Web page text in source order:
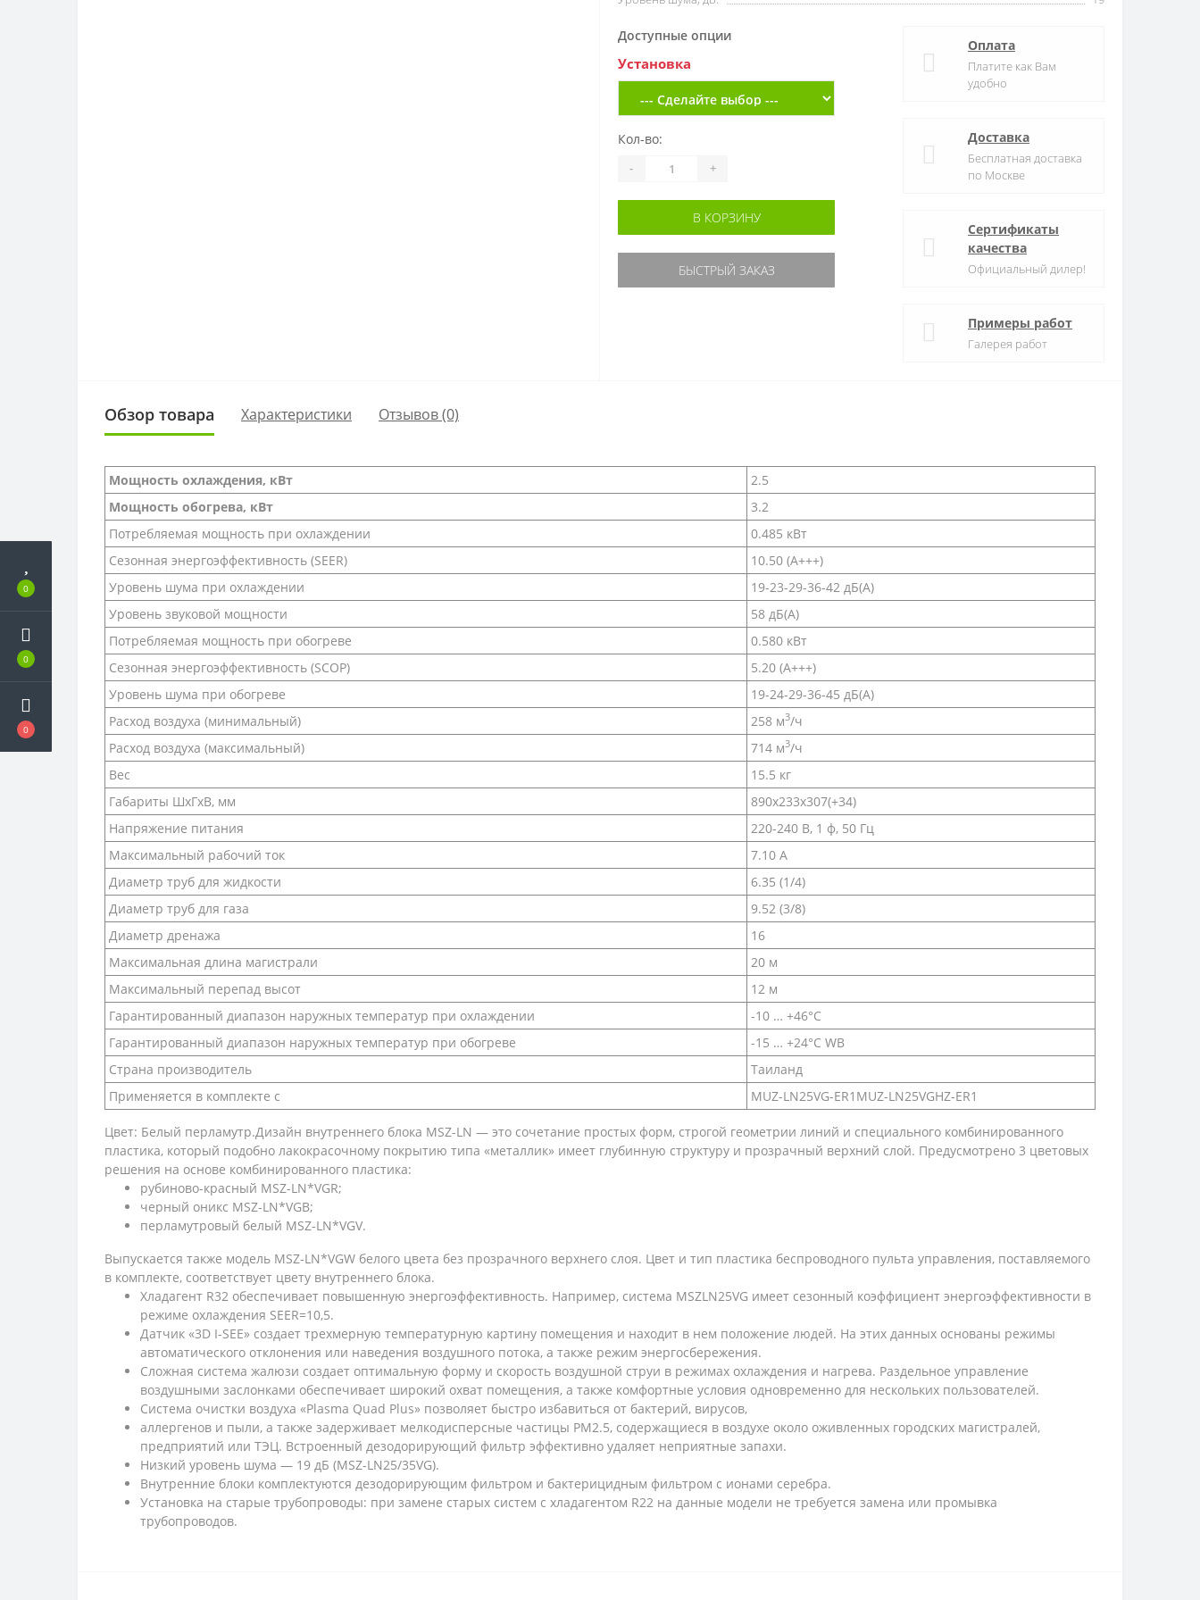
0
0
0
Доступные опции
Установка
Кол-во:
- +
В КОРЗИНУ
БЫСТРЫЙ ЗАКАЗ
Оплата
Платите как Вам
удобно
Доставка
Бесплатная доставка
по Москве
Сертификаты
качества
Официальный дилер!
Примеры работ
Галерея работ
Обзор товара Характеристики Отзывов (0)
Мощность охлаждения, кВт
2.5
Мощность обогрева, кВт
3.2
Потребляемая мощность при охлаждении
0.485 кВт
Сезонная энергоэффективность (SEER)
10.50 (A+++)
Уровень шума при охлаждении
19-23-29-36-42 дБ(А)
Уровень звуковой мощности
58 дБ(А)
Потребляемая мощность при обогреве
0.580 кВт
Сезонная энергоэффективность (SCOP)
5.20 (A+++)
Уровень шума при обогреве
19-24-29-36-45 дБ(А)
Расход воздуха (минимальный)
258 м3/ч
Расход воздуха (максимальный)
714 м3/ч
Вес
15.5 кг
Габариты ШхГхВ, мм
890х233х307(+34)
Напряжение питания
220-240 В, 1 ф, 50 Гц
Максимальный рабочий ток
7.10 А
Диаметр труб для жидкости
6.35 (1/4)
Диаметр труб для газа
9.52 (3/8)
Диаметр дренажа
16
Максимальная длина магистрали
20 м
Максимальный перепад высот
12 м
Гарантированный диапазон наружных температур при охлаждении
-10 … +46°C
Гарантированный диапазон наружных температур при обогреве
-15 … +24°C WB
Страна производитель
Таиланд
Применяется в комплекте с
MUZ-LN25VG-ER1MUZ-LN25VGHZ-ER1
Цвет: Белый перламутр.Дизайн внутреннего блока MSZ-LN — это сочетание простых форм, строгой геометрии линий и специального комбинированного
пластика, который подобно лакокрасочному покрытию типа «металлик» имеет глубинную структуру и прозрачный верхний слой. Предусмотрено 3 цветовых
решения на основе комбинированного пластика:
рубиново-красный MSZ-LN*VGR;
черный оникс MSZ-LN*VGB;
перламутровый белый MSZ-LN*VGV.
Выпускается также модель MSZ-LN*VGW белого цвета без прозрачного верхнего слоя. Цвет и тип пластика беспроводного пульта управления, поставляемого
в комплекте, соответствует цвету внутреннего блока.
Хладагент R32 обеспечивает повышенную энергоэффективность. Например, система MSZLN25VG имеет сезонный коэффициент энергоэффективности в
режиме охлаждения SEER=10,5.
Датчик «3D I-SEE» создает трехмерную температурную картину помещения и находит в нем положение людей. На этих данных основаны режимы
автоматического отклонения или наведения воздушного потока, а также режим энергосбережения.
Сложная система жалюзи создает оптимальную форму и скорость воздушной струи в режимах охлаждения и нагрева. Раздельное управление
воздушными заслонками обеспечивает широкий охват помещения, а также комфортные условия одновременно для нескольких пользователей.
Система очистки воздуха «Plasma Quad Plus» позволяет быстро избавиться от бактерий, вирусов,
аллергенов и пыли, а также задерживает мелкодисперсные частицы PM2.5, содержащиеся в воздухе около оживленных городских магистралей,
предприятий или ТЭЦ. Встроенный дезодорирующий фильтр эффективно удаляет неприятные запахи.
Низкий уровень шума — 19 дБ (MSZ-LN25/35VG).
Внутренние блоки комплектуются дезодорирующим фильтром и бактерицидным фильтром с ионами серебра.
Установка на старые трубопроводы: при замене старых систем с хладагентом R22 на данные модели не требуется замена или промывка
трубопроводов.